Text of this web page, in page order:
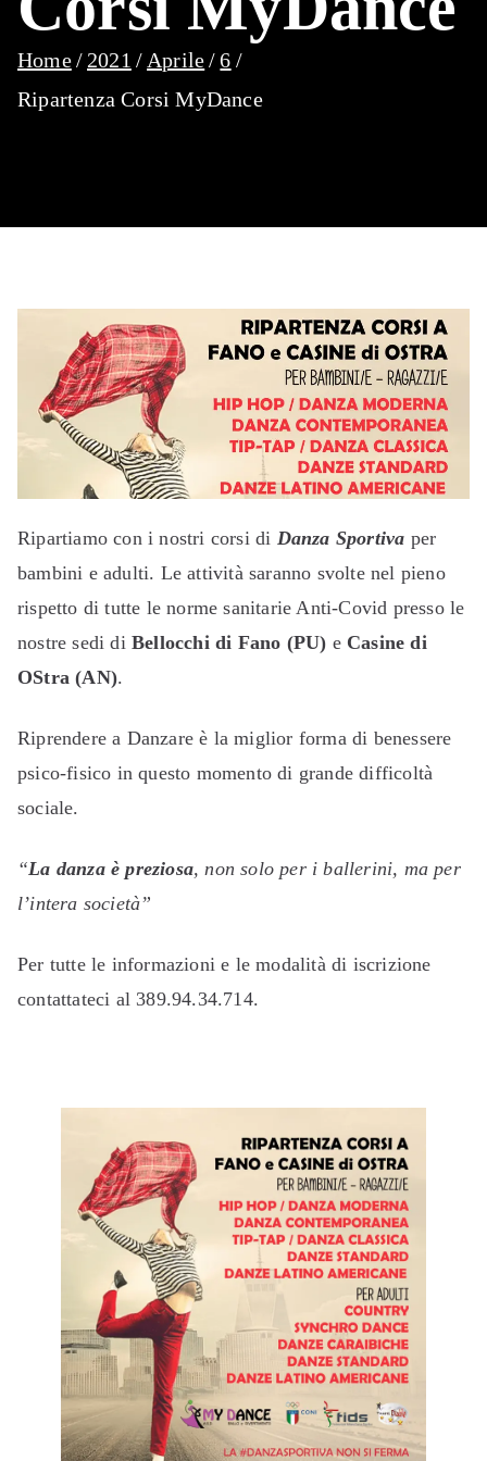
Home 2021 Aprile
6
Ripartenza Corsi MyDance
Ripartiamo con i nostri corsi di Danza Sportiva per
bambini e adulti. Le attività saranno svolte nel pieno
rispetto di tutte le norme sanitarie Anti-Covid presso le
nostre sedi di Bellocchi di Fano (PU) e Casine di
OStra (AN).
Riprendere a Danzare è la miglior forma di benessere
psico-fisico in questo momento di grande difficoltà
sociale.
“La danza è preziosa, non solo per i ballerini, ma per
l’intera società”
Per tutte le informazioni e le modalità di iscrizione
contattateci al 389.94.34.714.